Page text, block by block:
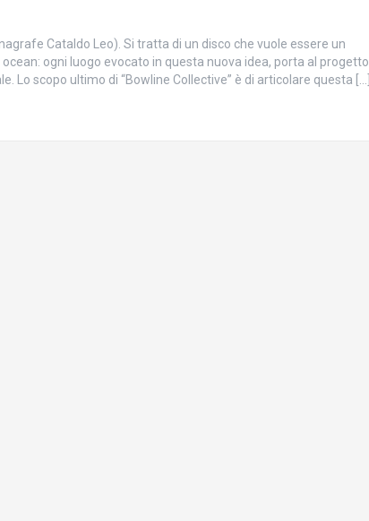
Cataldo Leo). Si tratta di un disco che vuole essere un
ogni luogo evocato in questa nuova idea, porta al progetto
Lo scopo ultimo di “Bowline Collective” è di articolare questa […]